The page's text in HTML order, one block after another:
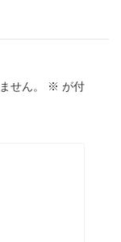
せん。 ※ が付